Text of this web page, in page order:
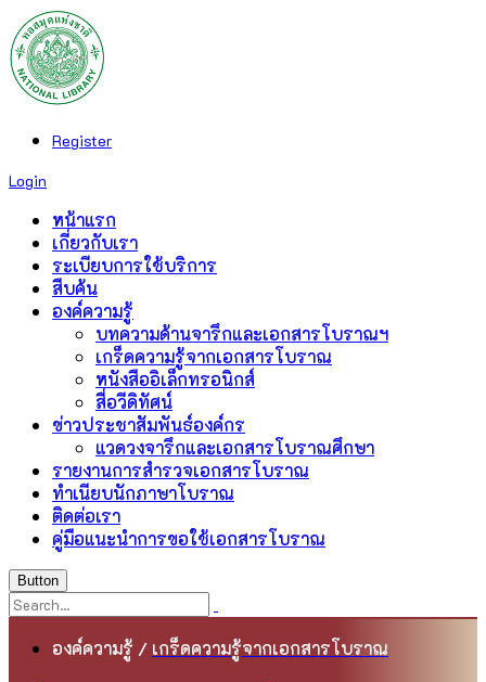
Register
Login
หน้าแรก
เกี่ยวกับเรา
ระเบียบการใช้บริการ
สืบค้น
องค์ความรู้
บทความด้านจารึกและเอกสารโบราณฯ
เกร็ดความรู้จากเอกสารโบราณ
หนังสืออิเล็กทรอนิกส์
สื่อวีดิทัศน์
ข่าวประชาสัมพันธ์องค์กร
แวดวงจารึกและเอกสารโบราณศึกษา
รายงานการสำรวจเอกสารโบราณ
ทำเนียบนักภาษาโบราณ
ติดต่อเรา
คู่มือแนะนำการขอใช้เอกสารโบราณ
Button
องค์ความรู้ / เกร็ดความรู้จากเอกสารโบราณ